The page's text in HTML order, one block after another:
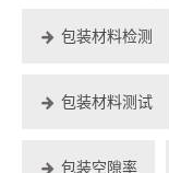
包装材料检测
包装材料测试
包装空隙率